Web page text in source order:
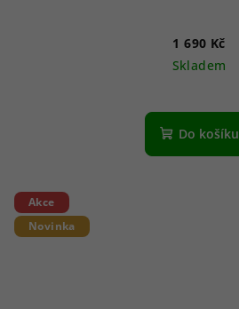
1 690 Kč
Skladem
Do košíku
Akce
Novinka